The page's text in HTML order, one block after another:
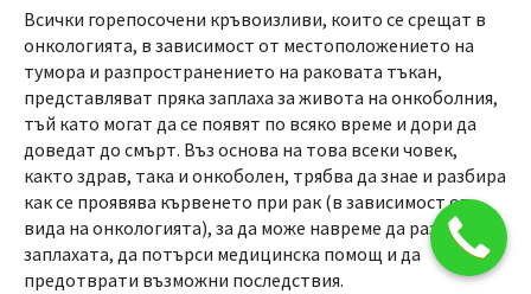
Всички горепосочени кръвоизливи, които се срещат в
онкологията, в зависимост от местоположението на
тумора и разпространението на раковата тъкан,
представляват пряка заплаха за живота на онкоболния,
тъй като могат да се появят по всяко време и дори да
доведат до смърт. Въз основа на това всеки човек,
както здрав, така и онкоболен, трябва да знае и разбира
как се проявява кървенето при рак (в зависимост от
вида на онкологията), за да може навреме да разпознае
заплахата, да потърси медицинска помощ и да
предотврати възможни последствия.